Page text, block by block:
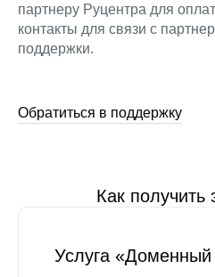
партнеру Руцентра для
контакты для связи с
поддержки.
Обратиться в поддержку
Как получить
Услуга «Доменный